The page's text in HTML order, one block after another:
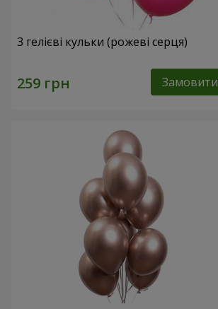
3 гелієві кульки (рожеві серця)
Замовити